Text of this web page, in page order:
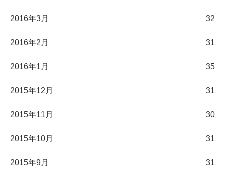
2016年3月 32
2016年2月 31
2016年1月 35
2015年12月 31
2015年11月 30
2015年10月 31
2015年9月 31